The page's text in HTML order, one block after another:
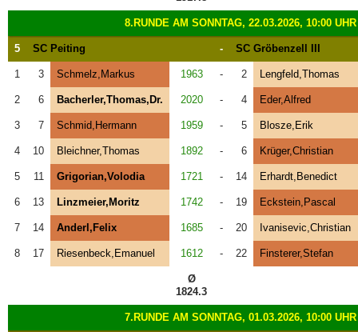
8.RUNDE AM SONNTAG, 22.03.2026, 10:00 UHR
5 SC Peiting - SC Gröbenzell III
1 3 Schmelz,Markus 1963 - 2 Lengfeld,Thomas
2 6 Bacherler,Thomas,Dr. 2020 - 4 Eder,Alfred
3 7 Schmid,Hermann 1959 - 5 Blosze,Erik
4 10 Bleichner,Thomas 1892 - 6 Krüger,Christian
5 11 Grigorian,Volodia 1721 - 14 Erhardt,Benedict
6 13 Linzmeier,Moritz 1742 - 19 Eckstein,Pascal
7 14 Anderl,Felix 1685 - 20 Ivanisevic,Christian
8 17 Riesenbeck,Emanuel 1612 - 22 Finsterer,Stefan
Ø
1824.3
7.RUNDE AM SONNTAG, 01.03.2026, 10:00 UHR